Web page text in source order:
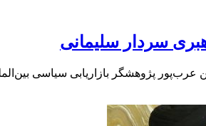
عرب‌پور پژوهشگر بازاریابی سیاسی